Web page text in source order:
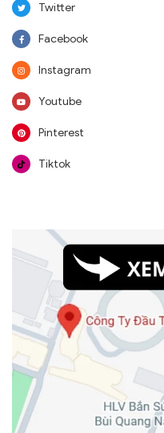
Twitter
Facebook
Instagram
Youtube
Pinterest
Tiktok